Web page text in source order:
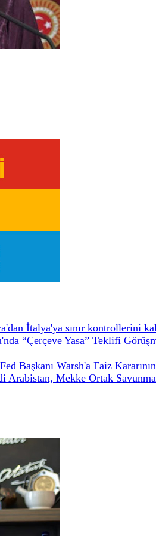
İtalya'ya sınır kontrollerini
“Çerçeve Yasa” Teklifi
Başkanı Warsh'a Faiz
Arabistan, Mekke Ortak Savunma